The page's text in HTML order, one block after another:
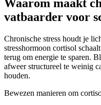
Waarom maakt
vatbaarder voor
Chronische stress houdt je
stresshormoon cortisol
terug om energie te sparen.
afweer structureel te weinig
houden.
Bewezen manieren om